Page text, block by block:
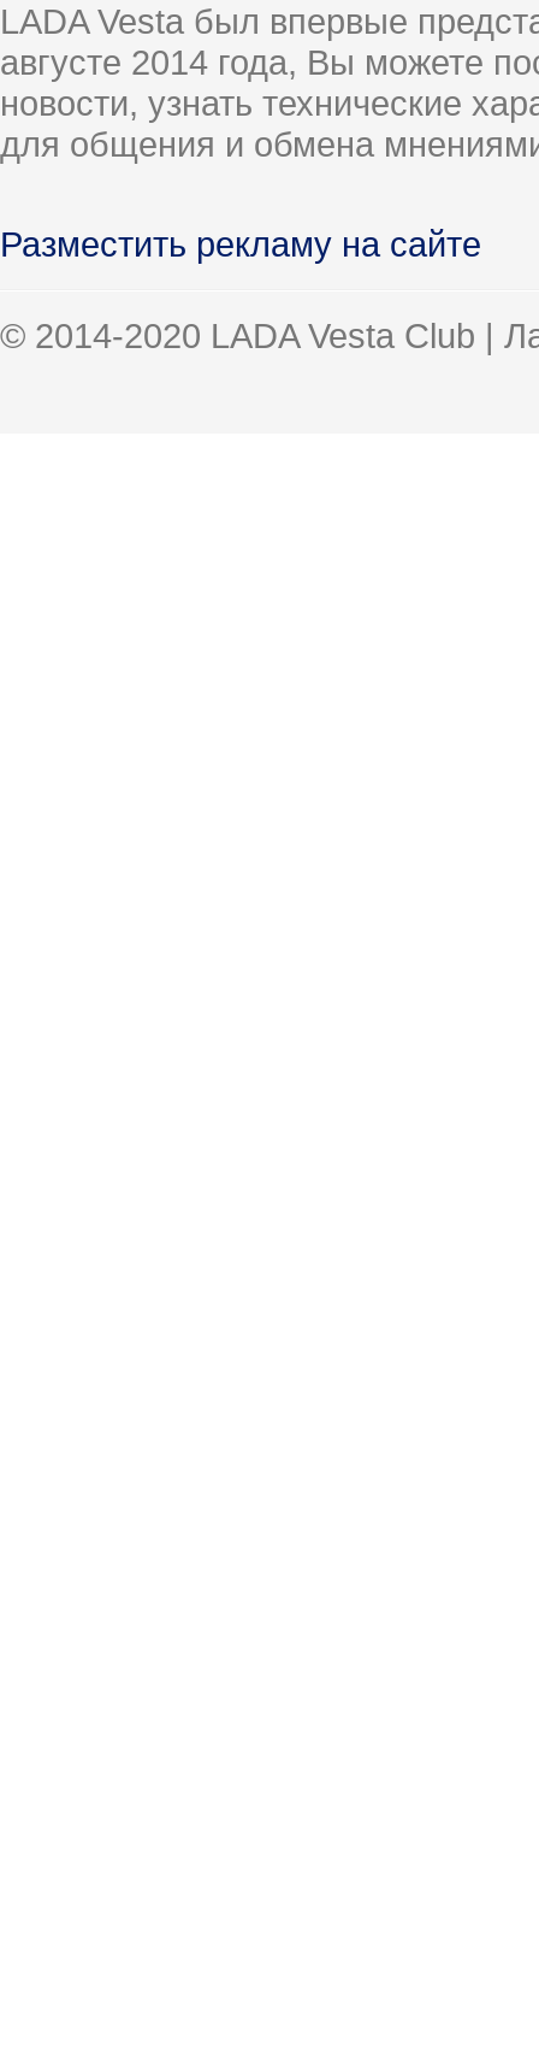
LADA Vesta был впервые
августе 2014 года, Вы можете
новости, узнать технические
для общения и обмена
Разместить рекламу на сайте
© 2014-2020 LADA Vesta Club |